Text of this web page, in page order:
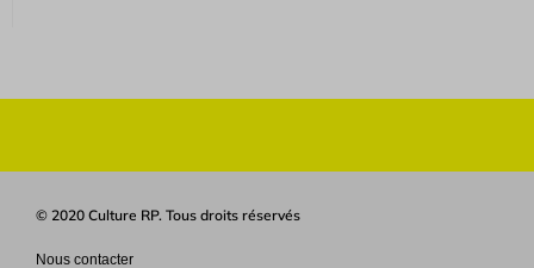
© 2020 Culture RP. Tous droits réservés
Nous contacter